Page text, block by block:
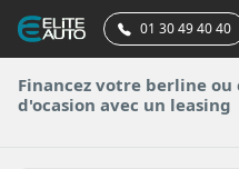
01 30 49 40 40
Financez votre berline ou
d'ocasion avec un leasing